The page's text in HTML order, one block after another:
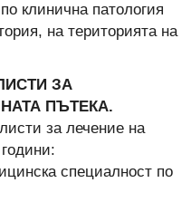
клинична патология
на територията на
ЗА
ПЪТЕКА.
за лечение на
специалност по